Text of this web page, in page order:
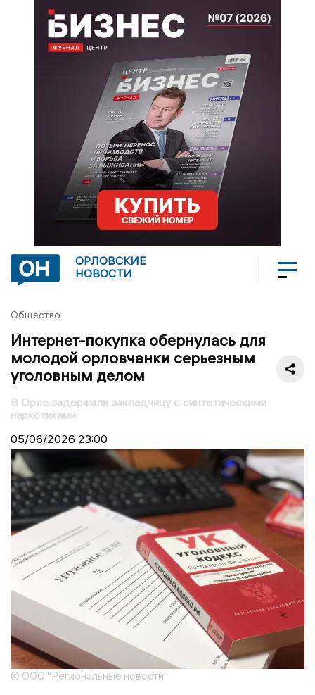
ОРЛОВСКИЕ
НОВОСТИ
Общество
Интернет-покупка обернулась для
молодой орловчанки серьезным
уголовным делом
В Орле задержали закладчицу с синтетическими
наркотиками
05/06/2026 23:00
© ООО "Региональные новости"